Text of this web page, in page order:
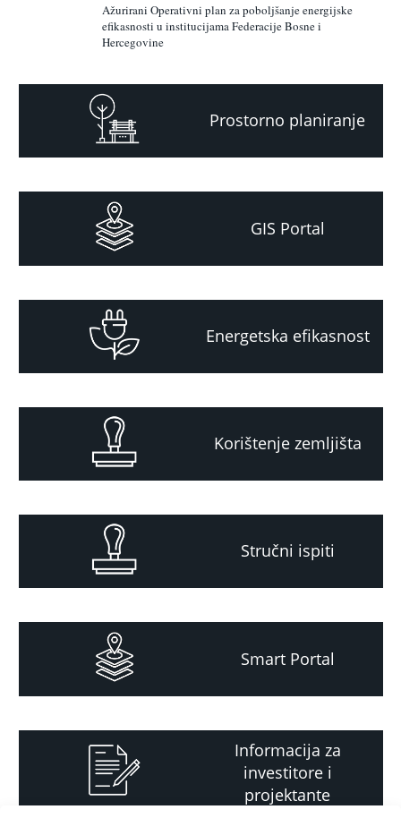
Ažurirani Operativni plan za poboljšanje energijske
efikasnosti u institucijama Federacije Bosne i
Hercegovine
Prostorno planiranje
GIS Portal
Energetska efikasnost
Korištenje zemljišta
Stručni ispiti
Smart Portal
Informacija za
investitore i
projektante